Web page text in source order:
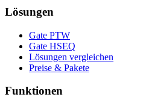
Lösungen
Gate PTW
Gate HSEQ
Lösungen vergleichen
Preise & Pakete
Funktionen